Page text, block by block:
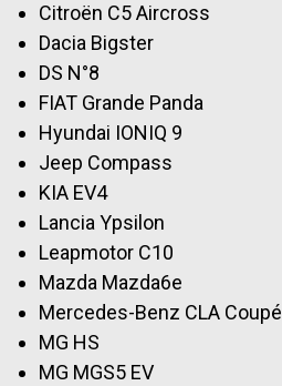
Citroën C5 Aircross
Dacia Bigster
DS N°8
FIAT Grande Panda
Hyundai IONIQ 9
Jeep Compass
KIA EV4
Lancia Ypsilon
Leapmotor C10
Mazda Mazda6e
Mercedes-Benz CLA Coupé
MG HS
MG MGS5 EV